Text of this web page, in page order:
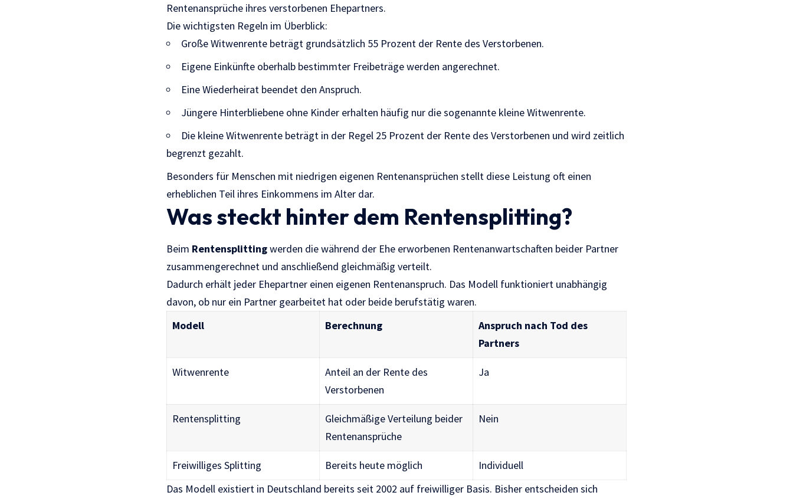
Rentenansprüche ihres verstorbenen Ehepartners.
Die wichtigsten Regeln im Überblick:
Große Witwenrente beträgt grundsätzlich 55 Prozent der Rente des Verstorbenen.
Eigene Einkünfte oberhalb bestimmter Freibeträge werden angerechnet.
Eine Wiederheirat beendet den Anspruch.
Jüngere Hinterbliebene ohne Kinder erhalten häufig nur die sogenannte kleine Witwenrente.
Die kleine Witwenrente beträgt in der Regel 25 Prozent der Rente des Verstorbenen und wird zeitlich
begrenzt gezahlt.
Besonders für Menschen mit niedrigen eigenen Rentenansprüchen stellt diese Leistung oft einen
erheblichen Teil ihres Einkommens im Alter dar.
Was steckt hinter dem Rentensplitting?
Beim Rentensplittingwerden die während der Ehe erworbenen Rentenanwartschaften beider Partner
zusammengerechnet und anschließend gleichmäßig verteilt.
Dadurch erhält jeder Ehepartner einen eigenen Rentenanspruch. Das Modell funktioniert unabhängig
davon, ob nur ein Partner gearbeitet hat oder beide berufstätig waren.
Modell
Berechnung
Anspruch nach Tod des
Partners
Witwenrente
Anteil an der Rente des
Verstorbenen
Ja
Rentensplitting
Gleichmäßige Verteilung beider
Rentenansprüche
Nein
Freiwilliges Splitting Bereits heute möglich
Individuell
Das Modell existiert in Deutschland bereits seit 2002 auf freiwilliger Basis. Bisher entscheiden sich